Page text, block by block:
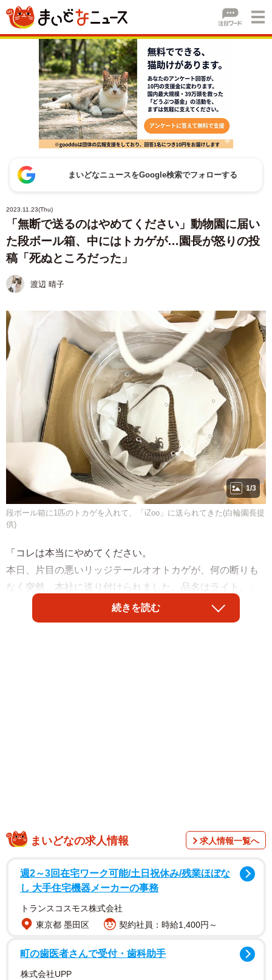
まいどなニュースをGoogle検索でフォローする
2023.11.23(Thu)
「無断で送るのはやめてください」動物園に届い
た段ボール箱、中にはトカゲが…園長が怒りの投
稿「死ぬところだった」
渡辺 晴子
1/3
段ボール箱に1匹のトカゲを入れて、「iZoo」に送られてきた(白輪園長提
供)
「コレは本当にやめてください。
本日、片目の悪いリッジテールオオトカゲが、何の断りも
なく突然、本社に送り付けられました。品名はライト。」
爬虫（はちゅう）類や両生類などを展示する静岡県の体感
白輪園長によると、段ボール箱が送り付けられたのは10月
めて命をつないだとのこと。「今年一番の冷え込んだ日で
危ないところだった」といいます。そんな生き物の命を粗
続きを読む
まいどなの求人情報 求人情報一覧へ
週2～3回在宅ワーク可能/土日祝休み/残業ほぼな
し 大手住宅機器メーカーの事務
トランスコスモス株式会社
東京都 墨田区
契約社員：時給1,400円～
町の歯医者さんで受付・歯科助手
株式会社UPP